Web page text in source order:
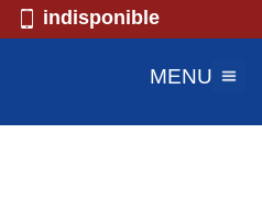
indisponible
MENU